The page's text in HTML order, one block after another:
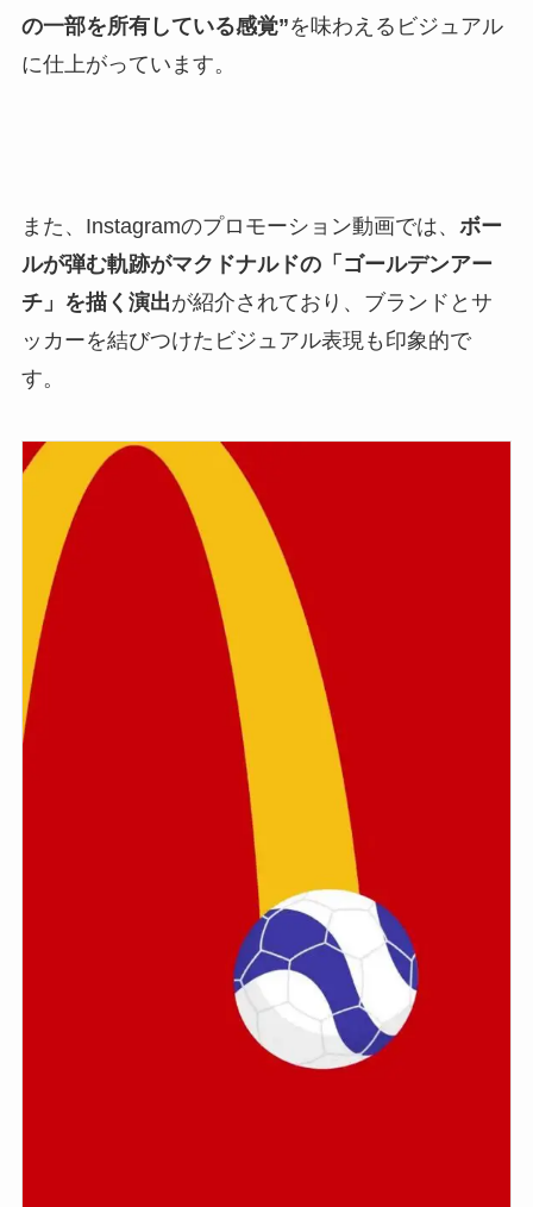
の一部を所有している感覚”を味わえるビジュアル
に仕上がっています。
また、Instagramのプロモーション動画では、 ボー
ルが弾む軌跡がマクドナルドの「ゴールデンアー
チ」を描く演出が紹介されており、ブランドとサ
ッカーを結びつけたビジュアル表現も印象的で
す。